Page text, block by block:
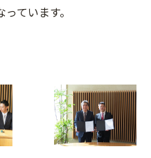
ています。